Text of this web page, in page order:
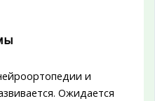
и
Ожидается